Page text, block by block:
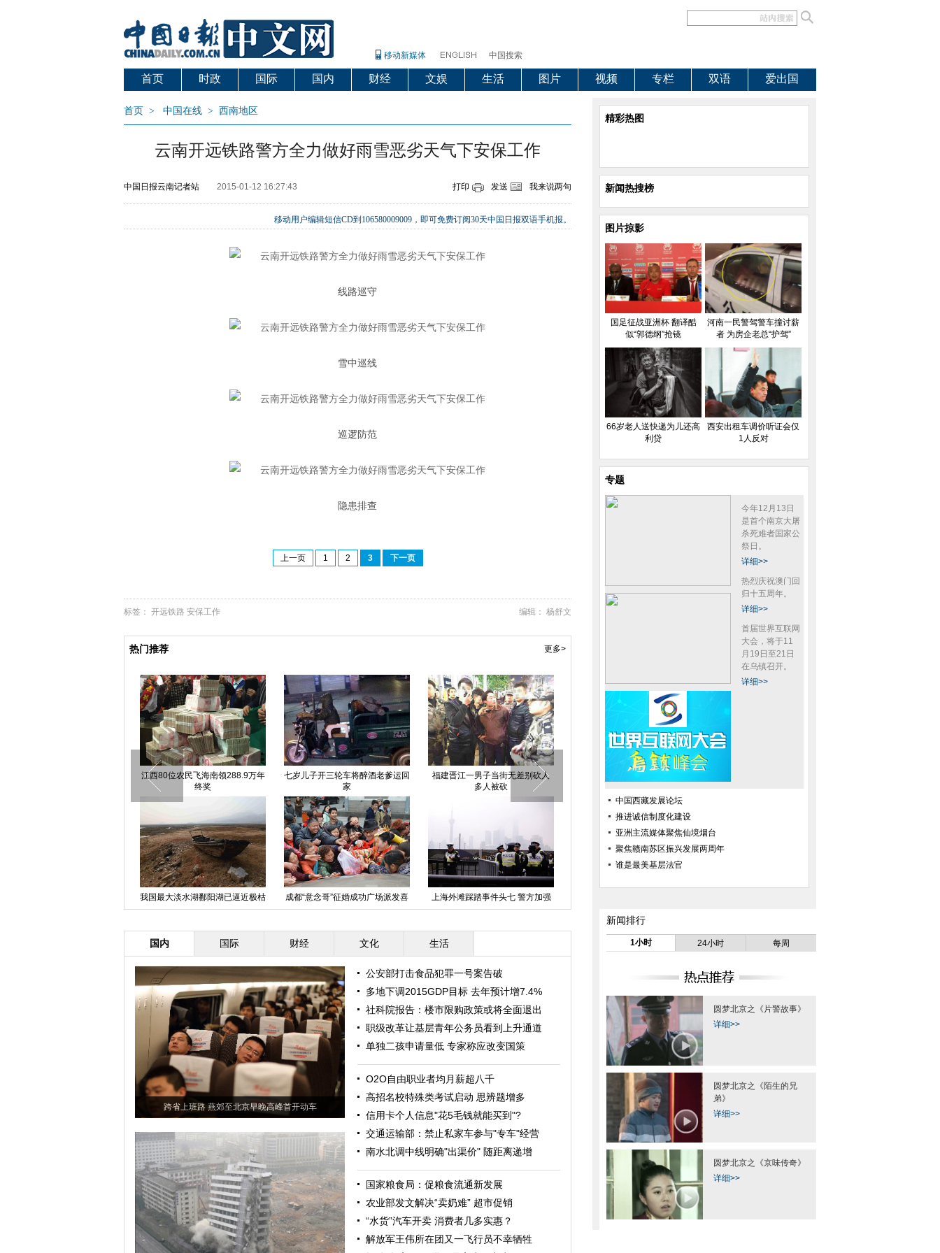
移动新媒体 中国搜索
首页 时政 国际 国内 财经 文娱 生活 图片 视频 专栏 双语 爱出国
首页 > 中国在线 > 西南地区
云南开远铁路警方全力做好雨雪恶劣天气下安保工作
中国日报云南记者站 2015-01-12 16:27:43 打印 发送 我来说两句
移动用户编辑短信CD到106580009009，即可免费订阅30天中国日报双语手机报。
线路巡守
雪中巡线
巡逻防范
隐患排查
上一页 1 2 3 下一页
编辑： 杨舒文
标签： 开远铁路 安保工作
热门推荐 更多>
江西80位农民飞海南领288.9万年
七岁儿子开三轮车将醉酒老爹运回
福建晋江一男子当街无差别砍人
我国最大淡水湖鄱阳湖已逼近极枯
水期
成都“意念哥”征婚成功广场派发喜
糖
上海外滩踩踏事件头七 警方加强
警力
河南大学生“占领”食堂复习
成都地下室起火 民众围观排起一
公里长队
国内 国际 财经 文化 生活
跨省上班路 燕郊至北京早晚高峰首开动车
公安部打击食品犯罪一号案告破
多地下调2015GDP目标 去年预计增7.4%
社科院报告：楼市限购政策或将全面退出
职级改革让基层青年公务员看到上升通道
单独二孩申请量低 专家称应改变国策
O2O自由职业者均月薪超八千
高招名校特殊类考试启动 思辨题增多
信用卡个人信息"花5毛钱就能买到"?
交通运输部：禁止私家车参与"专车"经营
南水北调中线明确"出渠价" 随距离递增
国家粮食局：促粮食流通新发展
农业部发文解决“卖奶难” 超市促销
“水货”汽车开卖 消费者几多实惠？
解放军王伟所在团又一飞行员不幸牺牲
精彩热图
新闻热搜榜
图片掠影
国足征战亚洲杯 翻译酷
似“郭德纲”抢镜
河南一民警驾警车撞讨薪
者 为房企老总“护驾”
66岁老人送快递为儿还高
利贷
西安出租车调价听证会仅
1人反对
专题
今年12月13日
是首个南京大屠
杀死难者国家公
祭日。
详细>>
热烈庆祝澳门回
归十五周年。
详细>>
首届世界互联网
大会，将于11
月19日至21日
在乌镇召开。
详细>>
中国西藏发展论坛
推进诚信制度化建设
亚洲主流媒体聚焦仙境烟台
聚焦赣南苏区振兴发展两周年
谁是最美基层法官
新闻排行
1小时 24小时 每周
圆梦北京之《片警故事》
详细>>
圆梦北京之《陌生的兄
弟》
详细>>
圆梦北京之《京味传奇》
详细>>